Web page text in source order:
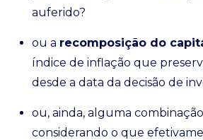
auferido?
ou a recomposição do
índice de inflação que
desde a data da decisão de
ou, ainda, alguma
considerando o que